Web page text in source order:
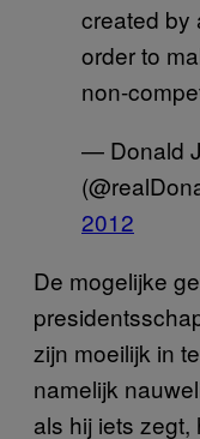
created by
order to
non-
— Donald
2012
De mogelijke
zijn moeilijk in
namelijk
als hij iets